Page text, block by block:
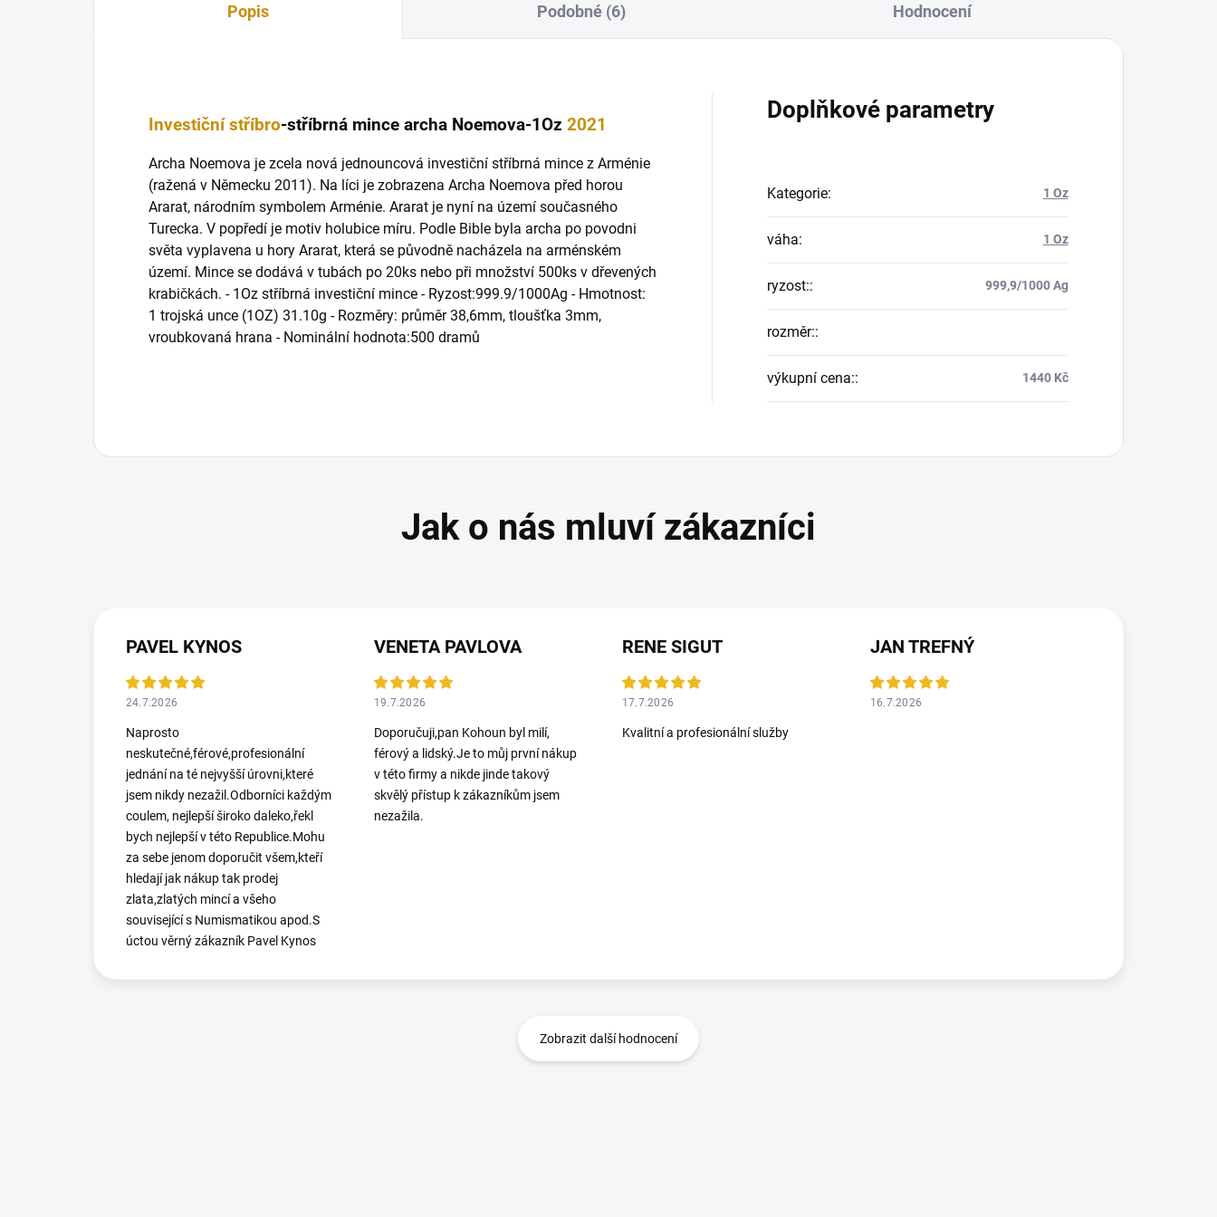
Popis Podobné (6) Hodnocení
Investiční stříbro-stříbrná mince archa Noemova-1Oz 2021
Archa Noemova je zcela nová jednouncová investiční stříbrná mince z Arménie
(ražená v Německu 2011). Na líci je zobrazena Archa Noemova před horou
Ararat, národním symbolem Arménie. Ararat je nyní na území současného
Turecka. V popředí je motiv holubice míru. Podle Bible byla archa po povodni
světa vyplavena u hory Ararat, která se původně nacházela na arménském
území. Mince se dodává v tubách po 20ks nebo při množství 500ks v dřevených
krabičkách. - 1Oz stříbrná investiční mince - Ryzost:999.9/1000Ag - Hmotnost:
1 trojská unce (1OZ) 31.10g - Rozměry: průměr 38,6mm, tloušťka 3mm,
vroubkovaná hrana - Nominální hodnota:500 dramů
Doplňkové parametry
Kategorie: 1 Oz
váha: 1 Oz
ryzost:: 999,9/1000 Ag
rozměr::
výkupní cena:: 1440 Kč
PAVEL KYNOS
24.7.2026
Naprosto
neskutečné,férové,profesionální
jednání na té nejvyšší úrovni,které
jsem nikdy nezažil.Odborníci každým
coulem, nejlepší široko daleko,řekl
bych nejlepší v této Republice.Mohu
za sebe jenom doporučit všem,kteří
hledají jak nákup tak prodej
zlata,zlatých mincí a všeho
související s Numismatikou apod.S
úctou věrný zákazník Pavel Kynos
VENETA PAVLOVA
19.7.2026
Doporučuji,pan Kohoun byl milí,
férový a lidský.Je to můj první nákup
v této firmy a nikde jinde takový
skvělý přístup k zákazníkům jsem
nezažila.
RENE SIGUT
17.7.2026
Kvalitní a profesionální služby
JAN TREFNÝ
16.7.2026
Zobrazit další hodnocení